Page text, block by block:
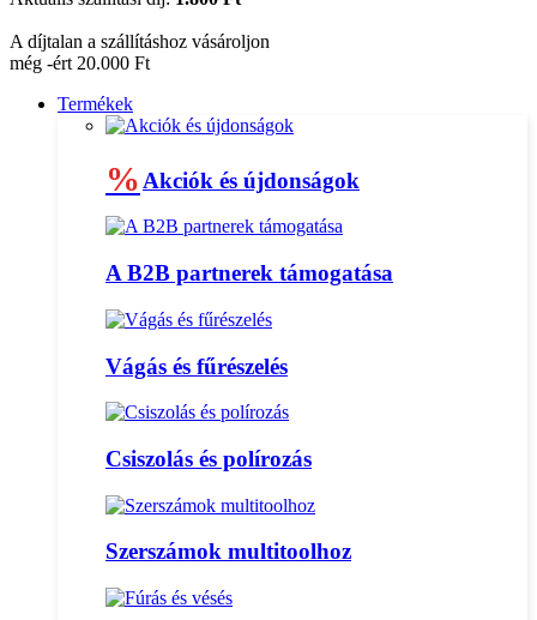
A díjtalan a szállításhoz vásároljon
még -ért 20.000 Ft
Termékek
% Akciók és újdonságok
A B2B partnerek támogatása
Vágás és fűrészelés
Csiszolás és polírozás
Szerszámok multitoolhoz